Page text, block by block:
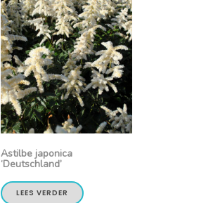
Astilbe japonica
‘Deutschland’
LEES VERDER